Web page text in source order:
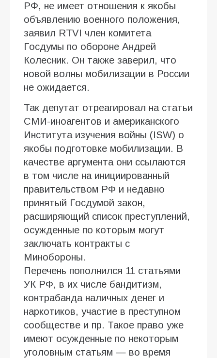
РФ, не имеет отношения к якобы
объявлению военного положения,
заявил RTVI член комитета
Госдумы по обороне Андрей
Колесник. Он также заверил, что
новой волны мобилизации в России
не ожидается.
Так депутат отреагировал на статьи
СМИ-иноагентов и американского
Института изучения войны (ISW) о
якобы подготовке мобилизации. В
качестве аргумента они ссылаются
в том числе на инициированный
правительством РФ и недавно
принятый Госдумой закон,
расширяющий список преступлений,
осужденные по которым могут
заключать контракты с
Минобороны.
Перечень пополнился 11 статьями
УК РФ, в их числе бандитизм,
контрабанда наличных денег и
наркотиков, участие в преступном
сообществе и пр. Такое право уже
имеют осужденные по некоторым
уголовным статьям — во время